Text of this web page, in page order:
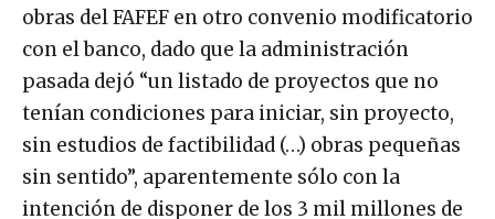
obras del FAFEF en otro convenio modificatorio
con el banco, dado que la administración
pasada dejó “un listado de proyectos que no
tenían condiciones para iniciar, sin proyecto,
sin estudios de factibilidad (…) obras pequeñas
sin sentido”, aparentemente sólo con la
intención de disponer de los 3 mil millones de